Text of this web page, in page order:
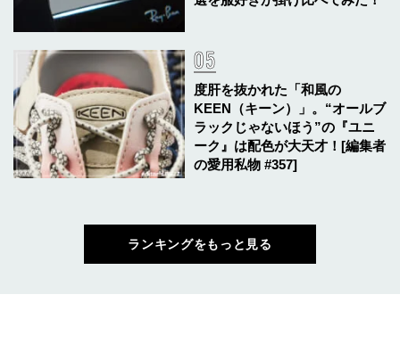
度肝を抜かれた「和風の
KEEN（キーン）」。“オールブ
ラックじゃないほう”の『ユニ
ーク』は配色が大天才！[編集者
の愛用私物 #357]
ランキングをもっと見る